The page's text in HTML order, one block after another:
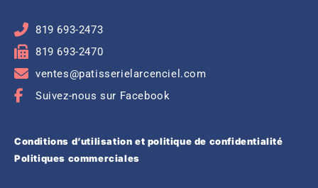
819 693-2473
819 693-2470
ventes@patisserielarcenciel.com
Suivez-nous sur Facebook
Conditions d’utilisation et politique de confidentialité
Politiques commerciales